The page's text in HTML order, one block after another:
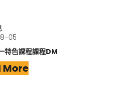
05
特色課程課程DM
More